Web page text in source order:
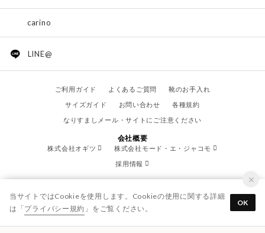
carino
LINE@
ご利用ガイド よくあるご質問
靴のお手入れ
サイズガイド
お問い合わせ
各種規約
なりすましメール・サイトにご注意ください
会社概要
株式会社オギツ
株式会社モード・エ・ジャコモ
採用情報
© OGITSU CO.,LTD. / All Right Reserved.
当サイトではCookieを使用します。Cookieの使用に関する詳細
は「プライバシー規約 」をご覧ください。
OK